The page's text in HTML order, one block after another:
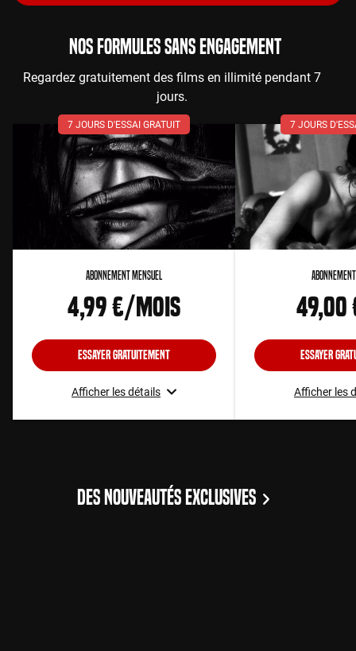
NOS FORMULES SANS ENGAGEMENT
Regardez gratuitement des films en illimité pendant 7
jours.
7 JOURS D'ESSAI GRATUIT
Abonnement Mensuel
4,99 €/mois
Essayer gratuitement
Afficher les détails
7 JOURS
Essayer
Afficher les
DES NOUVEAUTÉS EXCLUSIVES